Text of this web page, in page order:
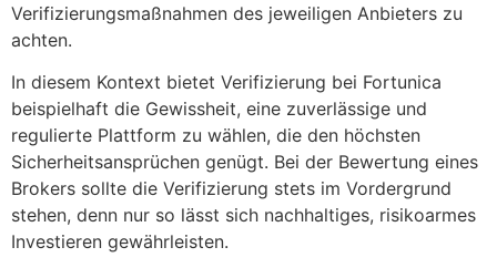
Verifizierungsmaßnahmen des jeweiligen Anbieters zu
achten.
In diesem Kontext bietet Verifizierung bei Fortunica
beispielhaft die Gewissheit, eine zuverlässige und
regulierte Plattform zu wählen, die den höchsten
Sicherheitsansprüchen genügt. Bei der Bewertung eines
Brokers sollte die Verifizierung stets im Vordergrund
stehen, denn nur so lässt sich nachhaltiges, risikoarmes
Investieren gewährleisten.